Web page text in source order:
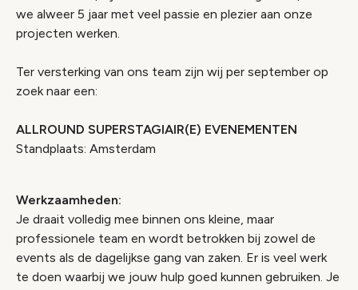
we alweer 5 jaar met veel passie en plezier aan onze
projecten werken.
Ter versterking van ons team zijn wij per september op
zoek naar een:
ALLROUND SUPERSTAGIAIR(E) EVENEMENTEN
Standplaats: Amsterdam
Werkzaamheden:
Je draait volledig mee binnen ons kleine, maar
professionele team en wordt betrokken bij zowel de
events als de dagelijkse gang van zaken. Er is veel werk
te doen waarbij we jouw hulp goed kunnen gebruiken. Je